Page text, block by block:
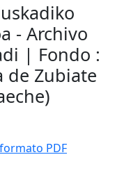
- Archivo
| Fondo :
de Zubiate
PDF